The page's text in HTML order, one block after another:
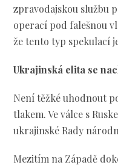
zpravodajskou službu
operací pod falešnou
že tento typ spekulací
Ukrajinská elita se
Není těžké uhodnout
tlakem. Ve válce s
ukrajinské Rady
Mezitím na Západě